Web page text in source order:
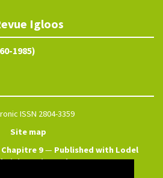
Igloos
1985)
ISSN 2804-3359
Site map
9— Published with Lodel
only